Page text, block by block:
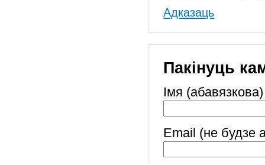
Адказаць
Пакінуць
Імя (абавязкова)
Email (не будзе